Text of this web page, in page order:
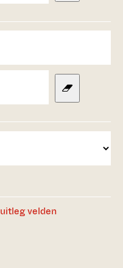
uitleg velden